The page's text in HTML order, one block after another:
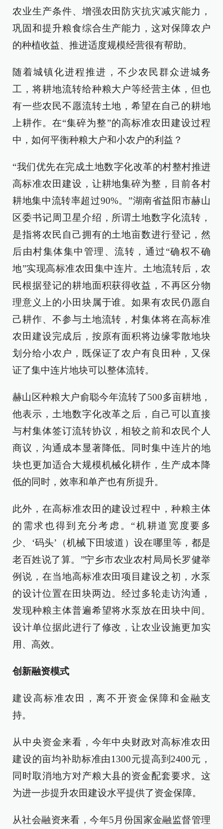
农业生产条件、增强农田防灾抗灾减灾能力，
巩固和提升粮食综合生产能力，这对保障农户
的种植收益、推进适度规模经营很有帮助。
随着城镇化进程推进，不少农民群众进城务
工，将耕地流转给种粮大户等经营主体，但也
有一些农民不愿流转土地，希望在自己的耕地
上耕作。在“集碎为整”的高标准农田建设过程
中，如何平衡种粮大户和小农户的利益？
“我们优先在完成土地数字化改革的村整村推进
高标准农田建设，让耕地集碎为整，目前各村
耕地集中流转率超过90%。”湖南省益阳市赫山
区委书记周卫星介绍，所谓土地数字化流转，
是指将农民自己拥有的土地亩数进行登记，然
后由村集体集中管理、流转，通过“确权不确
地”实现高标准农田集中连片。土地流转后，农
民根据登记的耕地面积获得收益，不再区分物
理意义上的小田块属于谁。如果有农民仍愿自
己耕作、不参与土地流转，村集体将在高标准
农田建设完成后，按原有面积将边缘零散地块
划分给小农户，既保证了农户有良田种，又保
证了集中连片地块可以整体流转。
赫山区种粮大户俞聪今年流转了500多亩耕地，
他表示，土地数字化改革之后，自己可以直接
与村集体签订流转协议，相较之前和农民个人
商议，沟通成本显著降低。同时集中连片的地
块也更加适合大规模机械化耕作，生产成本降
低的同时，效率和单产也有所提升。
此外，在高标准农田的建设过程中，种粮主体
的需求也得到充分考虑。“机耕道宽度要多
少、‘码头’（机械下田坡道）设在哪里等，都是
老百姓说了算。”宁乡市农业农村局局长罗健举
例说，在当地高标准农田项目建设之初，水泵
的设计位置在田块两边。经过多轮走访沟通，
发现种粮主体普遍希望将水泵放在田块中间。
设计单位据此进行了修改，让农业设施更加实
用、高效。
创新融资模式
建设高标准农田，离不开资金保障和金融支
持。
从中央资金来看，今年中央财政对高标准农田
建设的亩均补助标准由1300元提高到2400元，
同时取消地方对产粮大县的资金配套要求。这
为进一步提升农田建设水平提供了资金保障。
从社会融资来看，今年5月份国家金融监督管理